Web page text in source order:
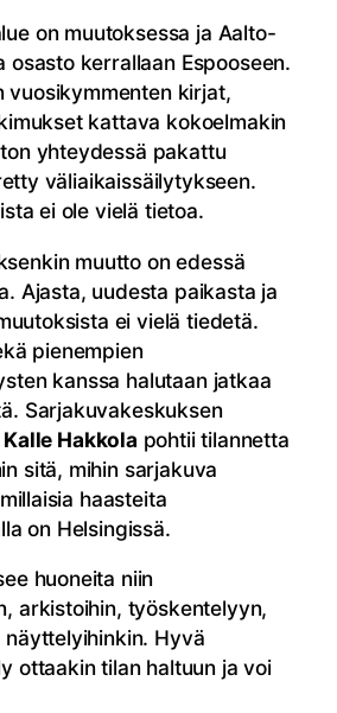
on muutoksessa ja Aalto-
osasto kerrallaan Espooseen.
vuosikymmenten kirjat,
kattava kokoelmakin
yhteydessä pakattu
väliaikaissäilytykseen.
ei ole vielä tietoa.
muutto on edessä
Ajasta, uudesta paikasta ja
ei vielä tiedetä.
pienempien
kanssa halutaan jatkaa
Sarjakuvakeskuksen
Kalle Hakkola pohtii tilannetta
sitä, mihin sarjakuva
haasteita
on Helsingissä.
huoneita niin
arkistoihin, työskentelyyn,
Hyvä
ottaakin tilan haltuun ja voi